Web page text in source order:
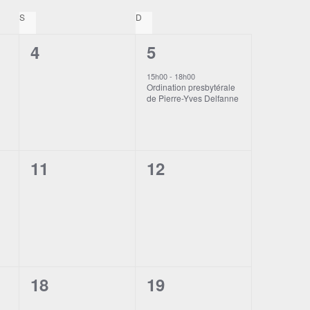
SSAMEDI D
0
4
1
évènement,
5
15h00- 18h00
Ordination presbytérale
de Pierre-Yves Delfanne
0
11
0
12
0
18
0
19